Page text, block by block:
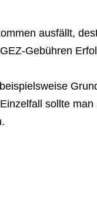
ausfällt,
Gebühren
sollte